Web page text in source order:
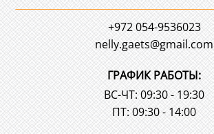
+972 054-9536023
nelly.gaets@gmail.com
ГРАФИК РАБОТЫ:
ВС-ЧТ: 09:30 - 19:30
ПТ: 09:30 - 14:00